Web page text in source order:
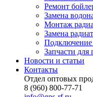
Ремонт
Замена
Монтаж
Замена
Подключение
Запчасти для
Новости и статьи
Контакты
Отдел оптовых
8 (960) 800-77-71